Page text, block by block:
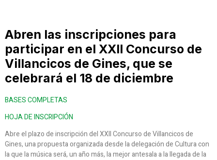
Abren las inscripciones para
participar en el XXII Concurso de
Villancicos de Gines, que se
celebrará el 18 de diciembre
BASES COMPLETAS
HOJA DE INSCRIPCIÓN
Abre el plazo de inscripción del XXII Concurso de Villancicos de
Gines, una propuesta organizada desde la delegación de Cultura con
la que la música será, un año más, la mejor antesala a la llegada de la